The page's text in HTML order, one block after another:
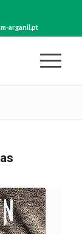
arganil.pt